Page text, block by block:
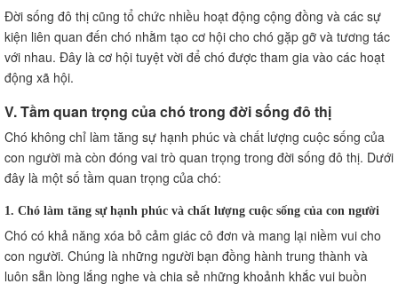
Đời sống đô thị cũng tổ chức nhiều hoạt động cộng đồng và các sự
kiện liên quan đến chó nhằm tạo cơ hội cho chó gặp gỡ và tương tác
với nhau. Đây là cơ hội tuyệt vời để chó được tham gia vào các hoạt
động xã hội.
V. Tầm quan trọng của chó trong đời sống đô thị
Chó không chỉ làm tăng sự hạnh phúc và chất lượng cuộc sống của
con người mà còn đóng vai trò quan trọng trong đời sống đô thị. Dưới
đây là một số tầm quan trọng của chó:
1. Chó làm tăng sự hạnh phúc và chất lượng cuộc sống của con người
Chó có khả năng xóa bỏ cảm giác cô đơn và mang lại niềm vui cho
con người. Chúng là những người bạn đồng hành trung thành và
luôn sẵn lòng lắng nghe và chia sẻ những khoảnh khắc vui buồn